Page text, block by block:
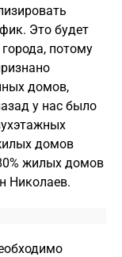
Это будет
потому
домов,
у нас было
домов
жилых домов
Николаев.